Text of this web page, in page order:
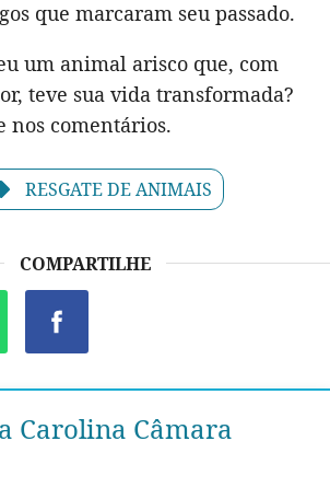
que marcaram seu passado.
um animal arisco que, com
teve sua vida transformada?
nos comentários.
RESGATE DE ANIMAIS
COMPARTILHE
Carolina Câmara